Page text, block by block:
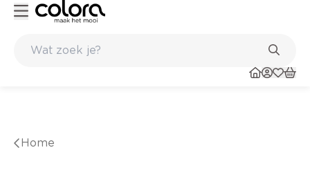
Home
Inspiratie om jouw thuis te schilderen - colora.nl